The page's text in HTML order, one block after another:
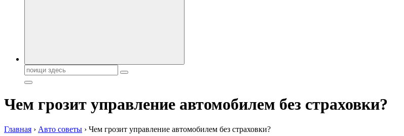
Поиск:
Чем грозит управление автомобилем без страховки?
Главная › Авто советы › Чем грозит управление автомобилем без страховки?